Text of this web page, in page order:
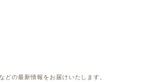
どの最新情報をお届けいたします。